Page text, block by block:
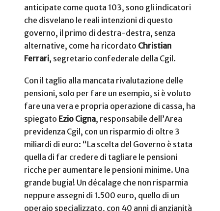
anticipate come quota 103, sono gli indicatori
che disvelano le reali intenzioni di questo
governo, il primo di destra-destra, senza
alternative, come ha ricordato Christian
Ferrari, segretario confederale della Cgil.
Con il taglio alla mancata rivalutazione delle
pensioni, solo per fare un esempio, si è voluto
fare una vera e propria operazione di cassa, ha
spiegato Ezio Cigna, responsabile dell’Area
previdenza Cgil, con un risparmio di oltre 3
miliardi di euro: “La scelta del Governo è stata
quella di far credere di tagliare le pensioni
ricche per aumentare le pensioni minime. Una
grande bugia! Un décalage che non risparmia
neppure assegni di 1.500 euro, quello di un
operaio specializzato, con 40 anni di anzianità